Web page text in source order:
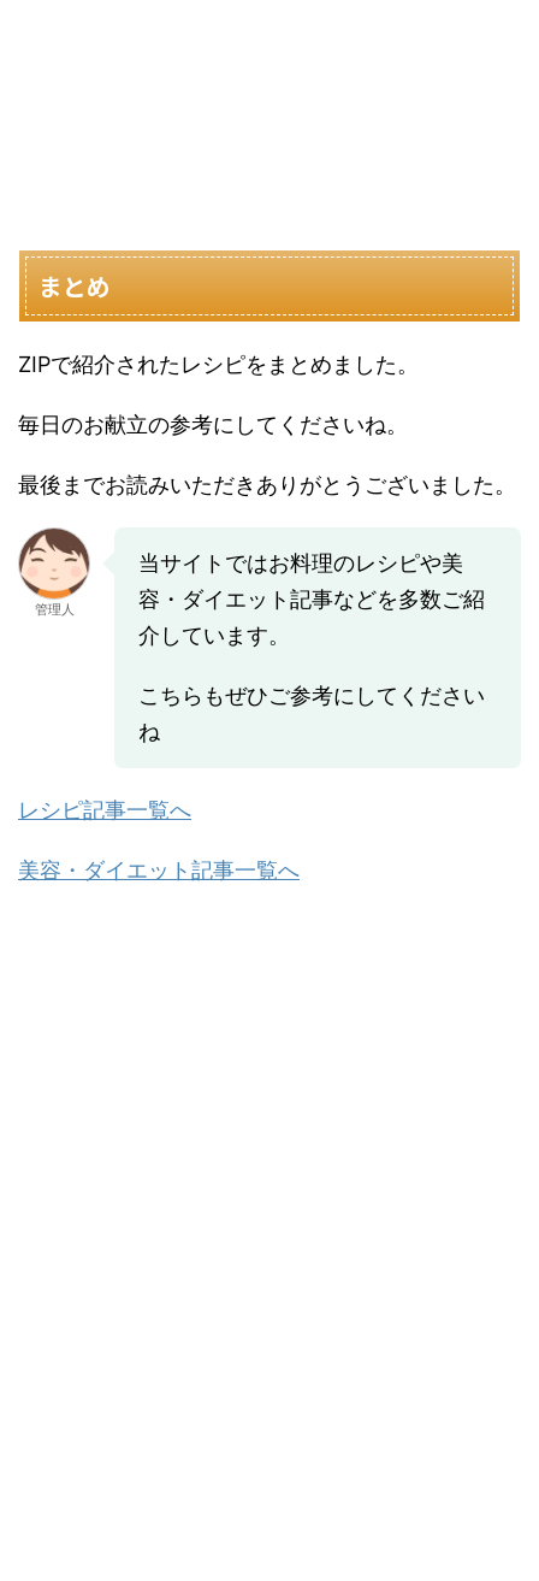
まとめ
ZIPで紹介されたレシピをまとめました。
毎日のお献立の参考にしてくださいね。
最後までお読みいただきありがとうございました。
管理人
当サイトではお料理のレシピや美
容・ダイエット記事などを多数ご紹
介しています。
こちらもぜひご参考にしてください
ね
レシピ記事一覧へ
美容・ダイエット記事一覧へ